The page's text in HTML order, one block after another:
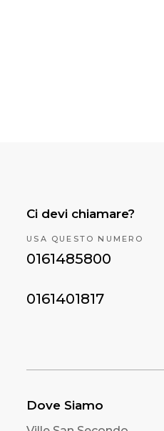
Ci devi chiamare?
USA QUESTO NUMERO
0161485800
0161401817
Dove Siamo